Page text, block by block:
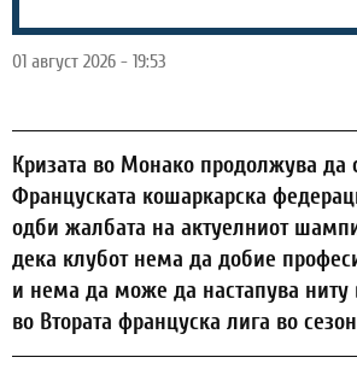
01 август 2026 - 19:53
Кризата во Монако продолжува да
Француската кошаркарска
одби жалбата на актуелниот
дека клубот нема да добие
и нема да може да настапува ниту
во Втората француска лига во